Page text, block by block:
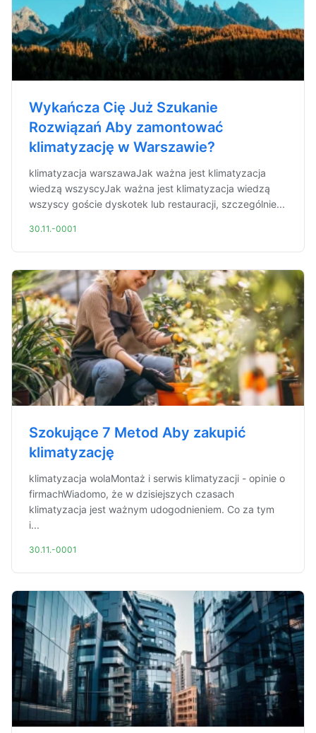
Wykańcza Cię Już Szukanie
Rozwiązań Aby zamontować
klimatyzację w Warszawie?
klimatyzacja warszawaJak ważna jest klimatyzacja
wiedzą wszyscyJak ważna jest klimatyzacja wiedzą
wszyscy goście dyskotek lub restauracji, szczególnie...
30.11.-0001
Szokujące 7 Metod Aby zakupić
klimatyzację
klimatyzacja wolaMontaż i serwis klimatyzacji - opinie o
firmachWiadomo, że w dzisiejszych czasach
klimatyzacja jest ważnym udogodnieniem. Co za tym
i...
30.11.-0001